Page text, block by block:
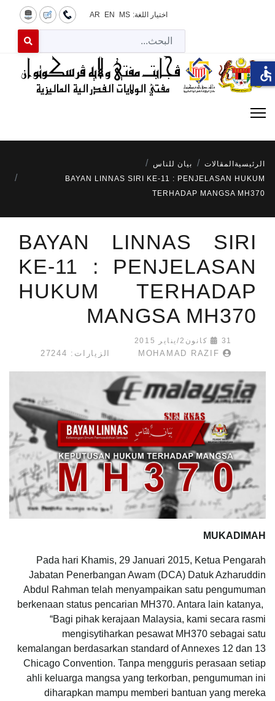
اختيار اللغة: MS
EN
AR
for results.
الرئيسية المقالات
بيان للناس
BAYAN LINNAS SIRI KE-11 : PENJELASAN HUKUM
TERHADAP MANGSA MH370
BAYAN LINNAS SIRI
KE-11 : PENJELASAN
HUKUM TERHADAP
MANGSA MH370
31 كانون2/يناير 2015
MOHAMAD RAZIF الزيارات: 27244
MUKADIMAH
Pada hari Khamis, 29 Januari 2015, Ketua Pengarah
Jabatan Penerbangan Awam (DCA) Datuk Azharuddin
Abdul Rahman telah menyampaikan satu pengumuman
berkenaan status pencarian MH370. Antara lain katanya,
“Bagi pihak kerajaan Malaysia, kami secara rasmi
mengisytiharkan pesawat MH370 sebagai satu
kemalangan berdasarkan standard of Annexes 12 dan 13
Chicago Convention. Tanpa mengguris perasaan setiap
ahli keluarga mangsa yang terkorban, pengumuman ini
diharapkan mampu memberi bantuan yang mereka
accessible